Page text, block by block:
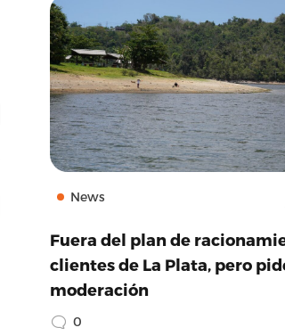
News
Fuera del plan de
clientes de La Plata, pero
moderación
0